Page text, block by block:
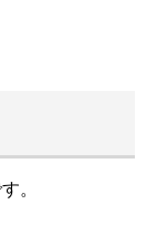
。